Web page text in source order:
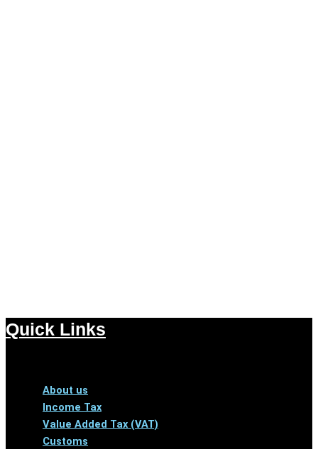
Quick Links
About us
Income Tax
Value Added Tax (VAT)
Customs